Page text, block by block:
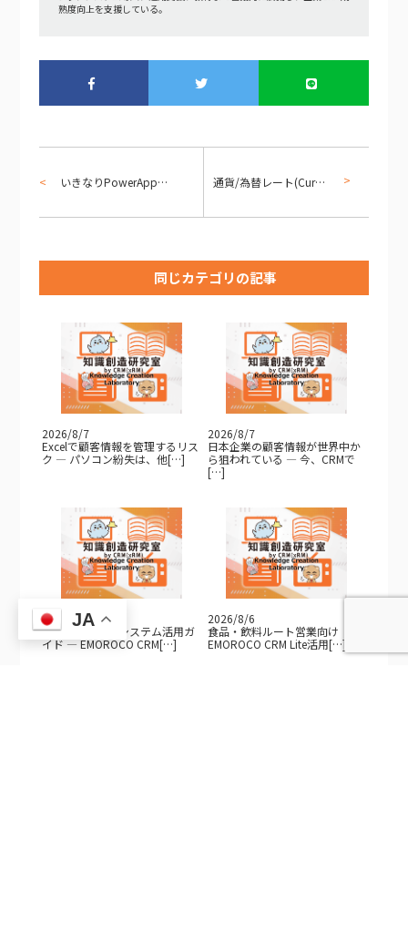
熟度向上を支援している。
いきなりPowerApps！ 第四回 簡単地図アプリ 通貨/為替レート(Currency/Exchange rate)について - ERP製品の違いを整理してみる(4)
同じカテゴリの記事
2026/8/7
Excelで顧客情報を管理するリス
ク — パソコン紛失は、他[…]
2026/8/7
日本企業の顧客情報が世界中か
ら狙われている — 今、CRMで
[…]
2026/8/6
共済・福利厚生システム活用ガ
イド — EMOROCO CRM[…]
2026/8/6
食品・飲料ルート営業向け
EMOROCO CRM Lite活用[…]
JA